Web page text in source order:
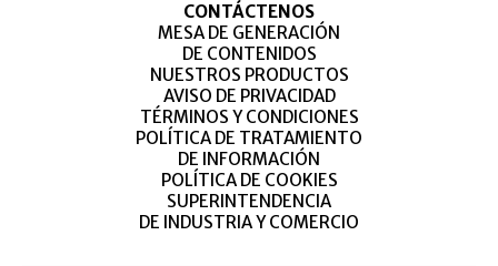
CONTÁCTENOS
MESA DE GENERACIÓN
DE CONTENIDOS
NUESTROS PRODUCTOS
AVISO DE PRIVACIDAD
TÉRMINOS Y CONDICIONES
POLÍTICA DE TRATAMIENTO
DE INFORMACIÓN
POLÍTICA DE COOKIES
SUPERINTENDENCIA
DE INDUSTRIA Y COMERCIO